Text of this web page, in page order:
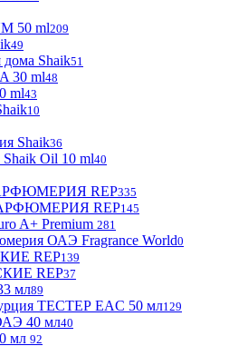
50 ml209
49
Shaik51
30 ml48
ml43
10
Shaik36
Oil 10 ml40
REP335
REP145
A+ Premium 281
ОАЭ Fragrance World0
REP139
REP37
мл89
ТЕСТЕР EAC 50 мл129
40 мл40
мл 92